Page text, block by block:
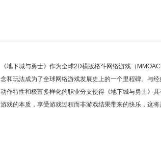
《地下城与勇士》作为全球2D横版格斗网络游戏（
念和玩法成为了全球网络游戏发展史上的一个里程碑。与
动作特性和极富多样化的职业分支使得《地下城与勇士》
游戏的本质，享受游戏过程而非游戏结果带来的快乐，这将